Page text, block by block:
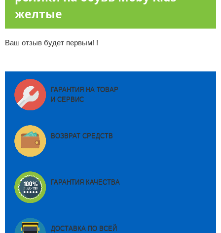
желтые
Ваш отзыв будет первым! !
ГАРАНТИЯ НА ТОВАР
И СЕРВИС
ВОЗВРАТ СРЕДСТВ
ГАРАНТИЯ КАЧЕСТВА
ДОСТАВКА ПО ВСЕЙ